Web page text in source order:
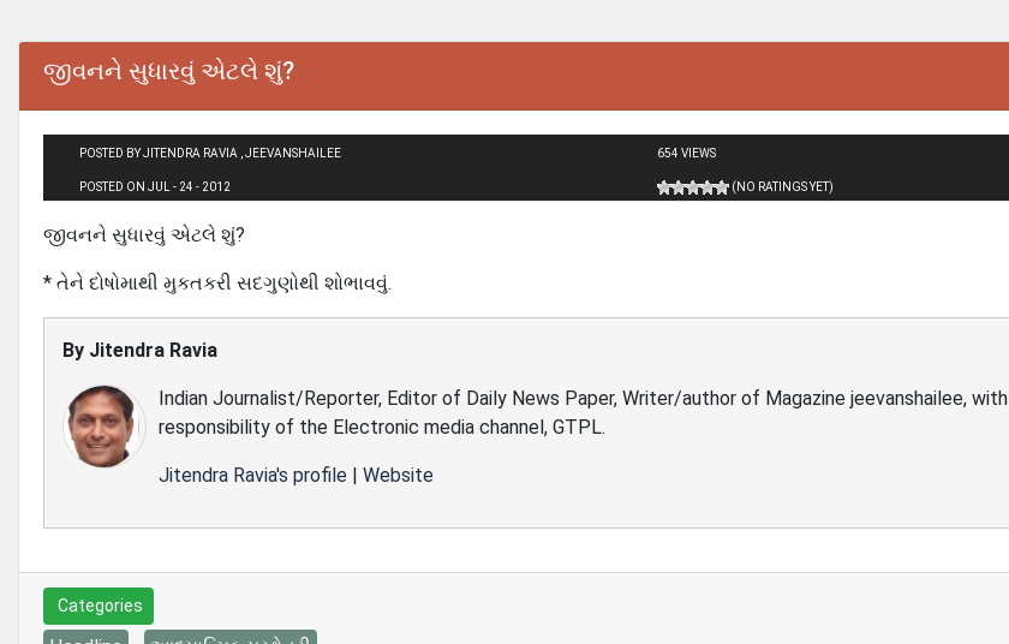
જીવનને સુધારવું એટલે શું?
POSTED BY JITENDRA RAVIA , JEEVANSHAILEE
POSTED ON JUL - 24 - 2012
654 VIEWS
(NO RATINGS YET)
જીવનને સુધારવું એટલે શું?
* તેને દોષોમાથી મુકતકરી સદગુણોથી શોભાવવું.
By Jitendra Ravia
Indian Journalist/Reporter, Editor of Daily News Paper, Writer/author of Magazine jeevanshailee, with
responsibility of the Electronic media channel, GTPL.
Jitendra Ravia's profile | Website
Categories